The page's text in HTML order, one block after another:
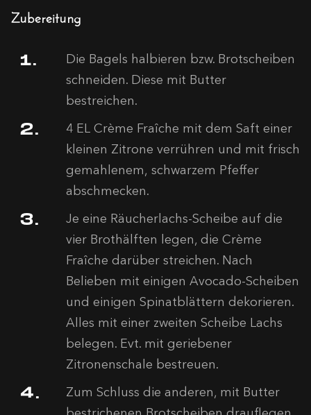
Zubereitung
Die Bagels halbieren bzw. Brotscheiben
schneiden. Diese mit Butter
bestreichen.
4 EL Crème Fraîche mit dem Saft einer
kleinen Zitrone verrühren und mit frisch
gemahlenem, schwarzem Pfeffer
abschmecken.
Je eine Räucherlachs-Scheibe auf die
vier Brothälften legen, die Crème
Fraîche darüber streichen. Nach
Belieben mit einigen Avocado-Scheiben
und einigen Spinatblättern dekorieren.
Alles mit einer zweiten Scheibe Lachs
belegen. Evt. mit geriebener
Zitronenschale bestreuen.
Zum Schluss die anderen, mit Butter